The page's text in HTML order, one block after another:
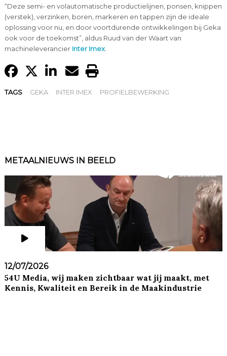
“Deze semi- en volautomatische productielijnen, ponsen, knippen
(verstek), verzinken, boren, markeren en tappen zijn de ideale
oplossing voor nu, en door voortdurende ontwikkelingen bij Geka
ook voor de toekomst”, aldus Ruud van der Waart van
machineleverancier Inter Imex.
TAGS GEKA INTER IMEX PROFIELBEWERKING
METAALNIEUWS IN BEELD
12/07/2026
54U Media, wij maken zichtbaar wat jij maakt, met
Kennis, Kwaliteit en Bereik in de Maakindustrie